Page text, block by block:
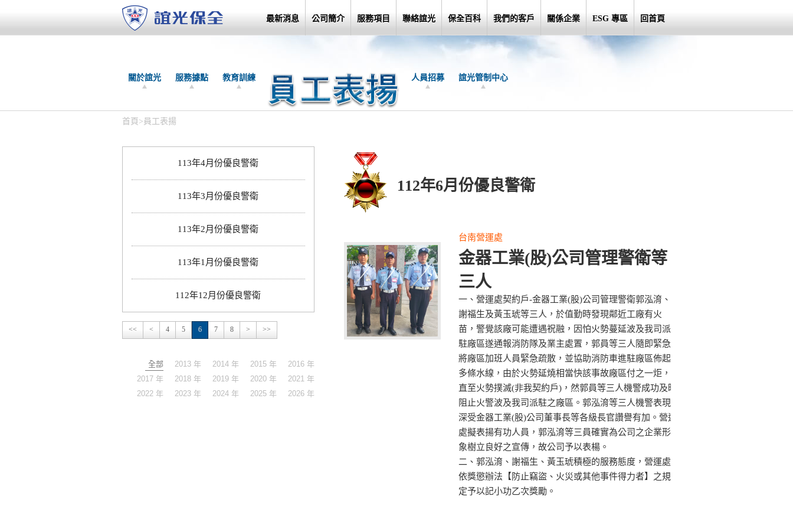
最新消息 公司簡介 服務項目 聯絡誼光 保全百科 我們的客戶 關係企業 ESG 專區 回首頁
關於誼光 服務據點 教育訓練 人員招募 誼光管制中心
首頁 > 員工表揚
113年4月份優良警衛
113年3月份優良警衛
113年2月份優良警衛
113年1月份優良警衛
112年12月份優良警衛
<< < 4 5 6 7 8 > >>
全部 2013 年 2014 年 2015 年
2016 年
2017 年
2018 年 2019 年 2020 年
2021 年
2022 年
2023 年 2024 年 2025 年 2026 年
112年6月份優良警衛
台南營運處
金器工業(股)公司管理警衛等
三人
一、營運處契約戶-金器工業(股)公司管理警衛郭泓淯、
謝福生及黃玉琥等三人，於值勤時發現鄰近工廠有火
苗，警覺該廠可能遭遇祝融，因怕火勢蔓延波及我司派
駐廠區遂通報消防隊及業主處置，郭員等三人隨即緊急
將廠區加班人員緊急疏散，並協助消防車進駐廠區佈起
多條水線，由於火勢延燒相當快該事故廠區付之一炬，
直至火勢撲滅(非我契約戶)，然郭員等三人機警成功及時
阻止火警波及我司派駐之廠區。郭泓淯等三人機警表現
深受金器工業(股)公司董事長等各級長官讚譽有加。營運
處擬表揚有功人員，郭泓淯等三員確實為公司之企業形
象樹立良好之宣傳，故公司予以表楊。
二、郭泓淯、謝福生、黃玉琥積極的服務態度，營運處
依獎懲辦法【防止竊盜、火災或其他事件得力者】之規
定予以記小功乙次獎勵。